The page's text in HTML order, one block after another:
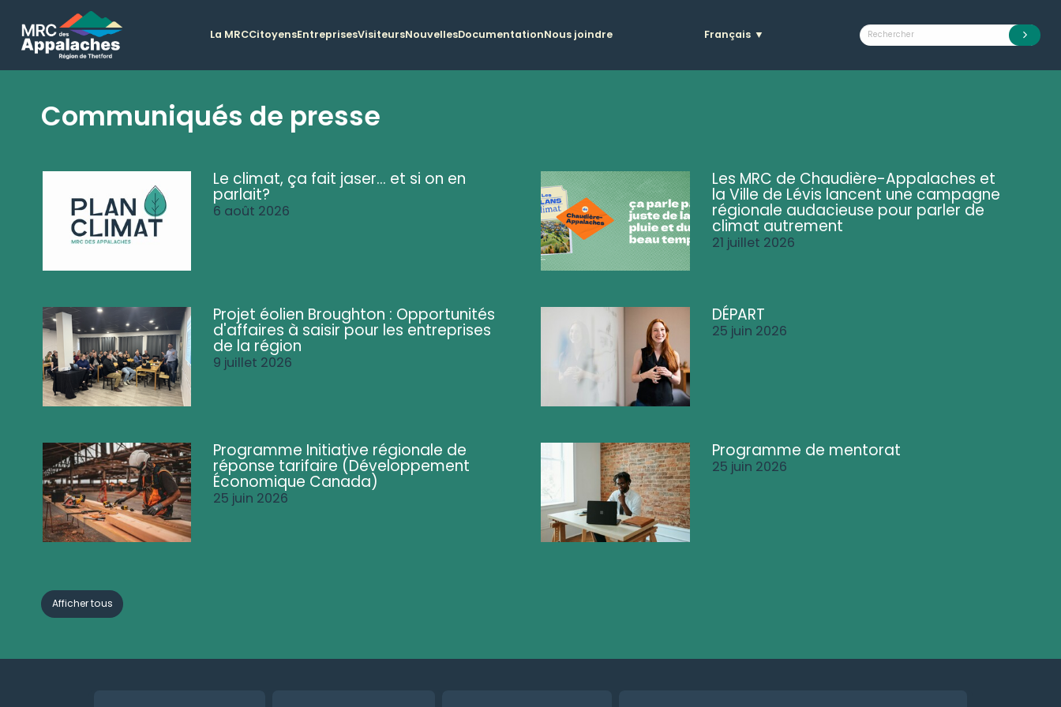
La MRCCitoyensEntreprisesVisiteursNouvellesDocumentationNous joindre Français ▼
Communiqués de presse
Le climat, ça fait jaser... et si on en
parlait?
6 août 2026
Les MRC de Chaudière-Appalaches et
la Ville de Lévis lancent une campagne
régionale audacieuse pour parler de
climat autrement
21 juillet 2026
Projet éolien Broughton : Opportunités
d'affaires à saisir pour les entreprises
de la région
9 juillet 2026
DÉPART
25 juin 2026
Programme Initiative régionale de
réponse tarifaire (Développement
Économique Canada)
25 juin 2026
Programme de mentorat
25 juin 2026
Afficher tous